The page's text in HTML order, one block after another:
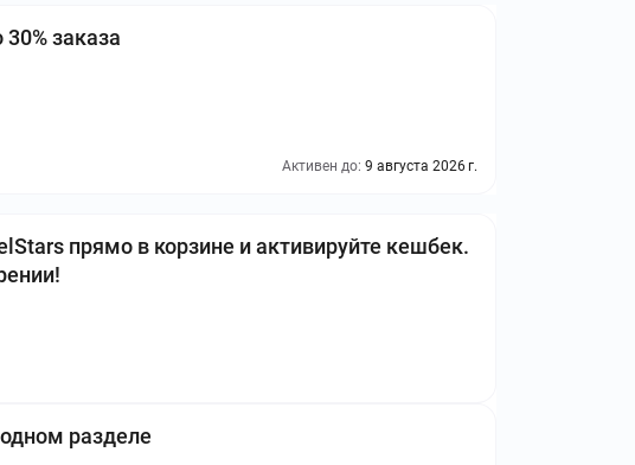
заказа
Активен до: 9 августа 2026 г.
прямо в корзине и активируйте кешбек.
разделе